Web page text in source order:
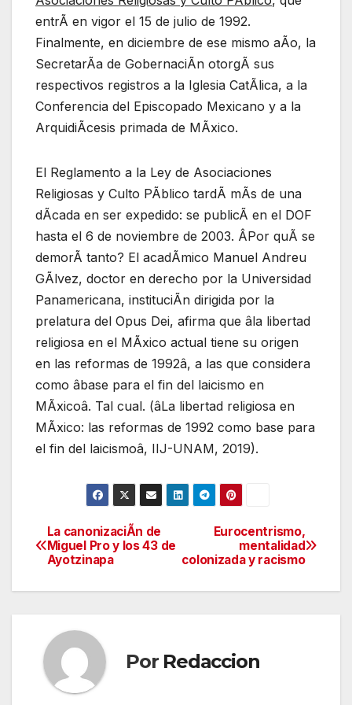
entrÃ en vigor el 15 de julio de 1992.
Finalmente, en diciembre de ese mismo aÃo, la
SecretarÃa de GobernaciÃn otorgÃ sus
respectivos registros a la Iglesia CatÃlica, a la
Conferencia del Episcopado Mexicano y a la
ArquidiÃcesis primada de MÃxico.
El Reglamento a la Ley de Asociaciones
Religiosas y Culto PÃblico tardÃ mÃs de una
dÃcada en ser expedido: se publicÃ en el DOF
hasta el 6 de noviembre de 2003. ÂPor quÃ se
demorÃ tanto? El acadÃmico Manuel Andreu
GÃlvez, doctor en derecho por la Universidad
Panamericana, instituciÃn dirigida por la
prelatura del Opus Dei, afirma que âla libertad
religiosa en el MÃxico actual tiene su origen
en las reformas de 1992â, a las que considera
como âbase para el fin del laicismo en
MÃxicoâ. Tal cual. (âLa libertad religiosa en
MÃxico: las reformas de 1992 como base para
el fin del laicismoâ, IIJ-UNAM, 2019).
Navegación
de
Eurocentrismo,
mentalidad
colonizada y racismo
La canonizaciÃn de
Miguel Pro y los 43 de
Ayotzinapa
Por Redaccion